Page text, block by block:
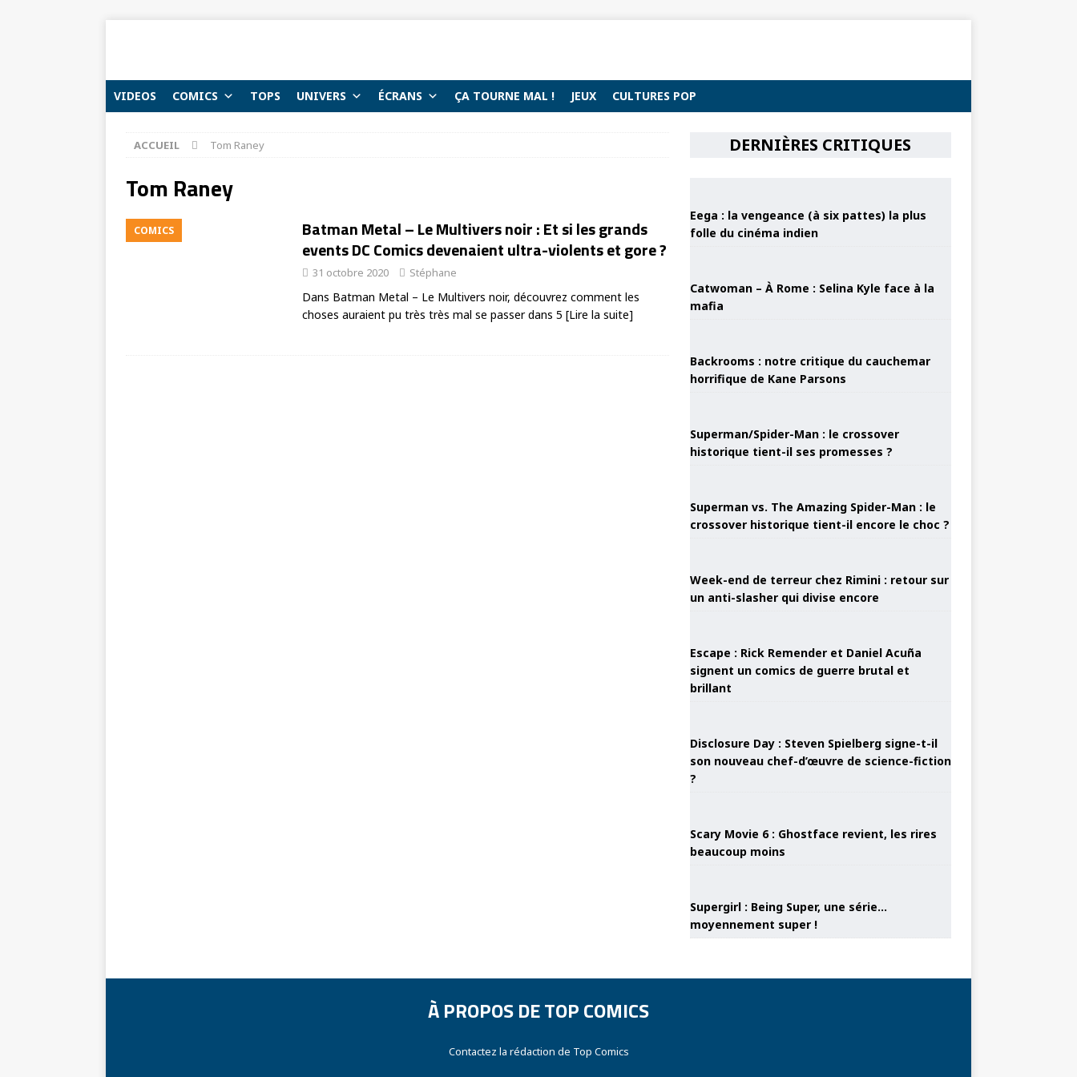
VIDEOS COMICS TOPS UNIVERS ÉCRANS ÇA TOURNE MAL ! JEUX CULTURES POP
ACCUEIL Tom Raney
Tom Raney
COMICS
Batman Metal – Le Multivers noir : Et si les grands
events DC Comics devenaient ultra-violents et gore ?
31 octobre 2020 Stéphane
Dans Batman Metal – Le Multivers noir, découvrez comment les
choses auraient pu très très mal se passer dans 5 [Lire la suite]
DERNIÈRES CRITIQUES
Eega : la vengeance (à six pattes) la plus
folle du cinéma indien
Catwoman – À Rome : Selina Kyle face à la
mafia
Backrooms : notre critique du cauchemar
horrifique de Kane Parsons
Superman/Spider-Man : le crossover
historique tient-il ses promesses ?
Superman vs. The Amazing Spider-Man : le
crossover historique tient-il encore le choc ?
Week-end de terreur chez Rimini : retour sur
un anti-slasher qui divise encore
Escape : Rick Remender et Daniel Acuña
signent un comics de guerre brutal et
brillant
Disclosure Day : Steven Spielberg signe-t-il
son nouveau chef-d’œuvre de science-fiction
?
Scary Movie 6 : Ghostface revient, les rires
beaucoup moins
Supergirl : Being Super, une série…
moyennement super !
À PROPOS DE TOP COMICS
Contactez la rédaction de Top Comics